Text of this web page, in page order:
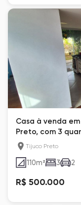
Casa à venda
Preto, com 3
Tijuco Preto
110m² 3 2
R$ 500.000